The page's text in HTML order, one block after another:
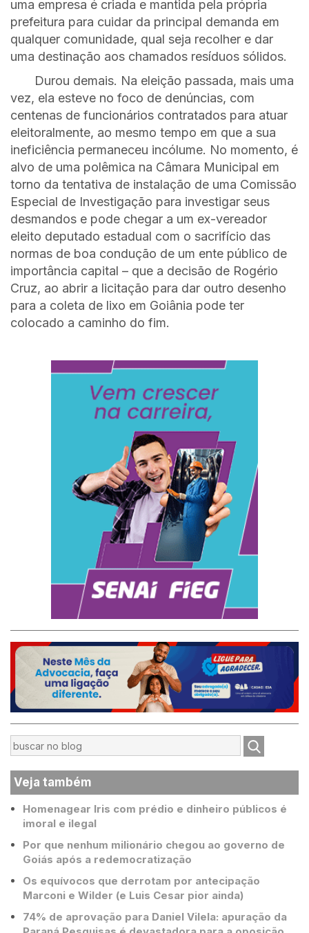
uma empresa é criada e mantida pela própria
prefeitura para cuidar da principal demanda em
qualquer comunidade, qual seja recolher e dar
uma destinação aos chamados resíduos sólidos.
Durou demais. Na eleição passada, mais uma
vez, ela esteve no foco de denúncias, com
centenas de funcionários contratados para atuar
eleitoralmente, ao mesmo tempo em que a sua
ineficiência permaneceu incólume. No momento, é
alvo de uma polêmica na Câmara Municipal em
torno da tentativa de instalação de uma Comissão
Especial de Investigação para investigar seus
desmandos e pode chegar a um ex-vereador
eleito deputado estadual com o sacrifício das
normas de boa condução de um ente público de
importância capital – que a decisão de Rogério
Cruz, ao abrir a licitação para dar outro desenho
para a coleta de lixo em Goiânia pode ter
colocado a caminho do fim.
Veja também
Homenagear Iris com prédio e dinheiro públicos é
imoral e ilegal
Por que nenhum milionário chegou ao governo de
Goiás após a redemocratização
Os equívocos que derrotam por antecipação
Marconi e Wilder (e Luis Cesar pior ainda)
74% de aprovação para Daniel Vilela: apuração da